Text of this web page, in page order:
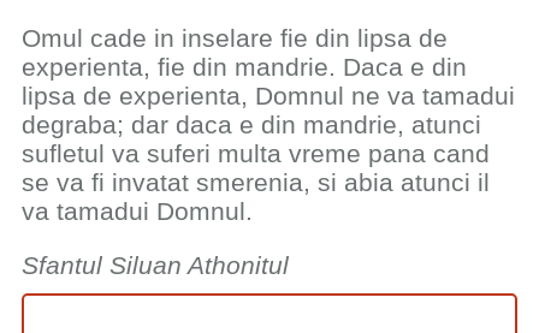
Omul cade in inselare fie din lipsa de
experienta, fie din mandrie. Daca e din
lipsa de experienta, Domnul ne va tamadui
degraba; dar daca e din mandrie, atunci
sufletul va suferi multa vreme pana cand
se va fi invatat smerenia, si abia atunci il
va tamadui Domnul.
Sfantul Siluan Athonitul